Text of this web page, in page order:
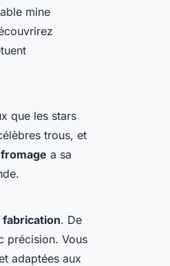
mine
que les stars
trous, et
fromage a sa
. De
précision. Vous
adaptées aux